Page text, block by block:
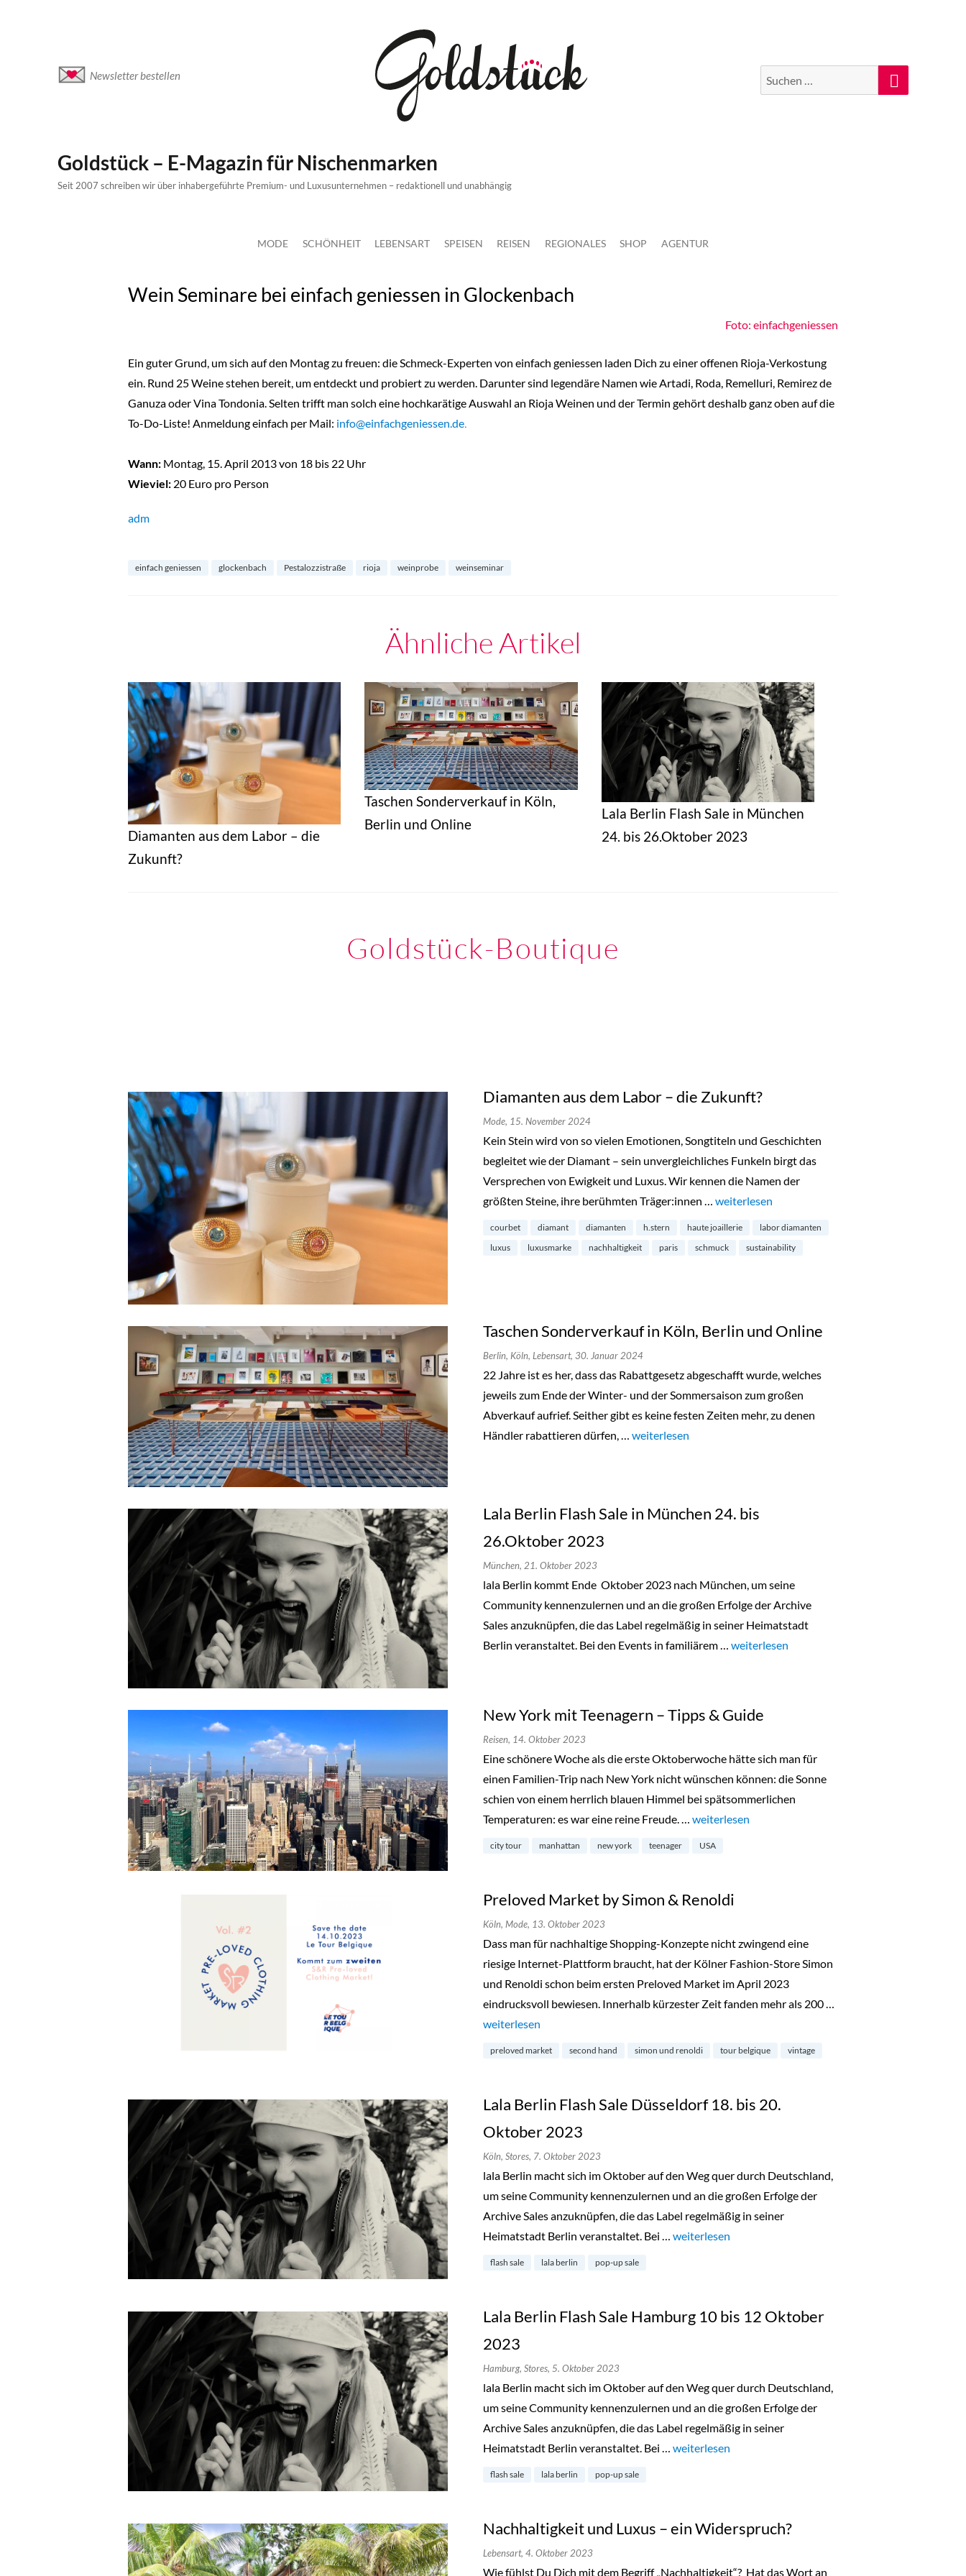
Newsletter bestellen
Suche
nach:
Suchen
Goldstück – E-Magazin für Nischenmarken
Seit 2007 schreiben wir über inhabergeführte Premium- und Luxusunternehmen – redaktionell und unabhängig
MODE SCHÖNHEIT LEBENSART SPEISEN REISEN REGIONALES SHOP AGENTUR
Wein Seminare bei einfach geniessen in Glockenbach
Foto: einfachgeniessen
Ein guter Grund, um sich auf den Montag zu freuen: die Schmeck-Experten von einfach geniessen laden Dich zu einer offenen Rioja-Verkostung
ein. Rund 25 Weine stehen bereit, um entdeckt und probiert zu werden. Darunter sind legendäre Namen wie Artadi, Roda, Remelluri, Remirez de
Ganuza oder Vina Tondonia. Selten trifft man solch eine hochkarätige Auswahl an Rioja Weinen und der Termin gehört deshalb ganz oben auf die
To-Do-Liste! Anmeldung einfach per Mail: info@einfachgeniessen.de.
Wann: Montag, 15. April 2013 von 18 bis 22 Uhr
Wieviel: 20 Euro pro Person
adm
einfach geniessen glockenbach Pestalozzistraße rioja weinprobe weinseminar
Ähnliche Artikel
Diamanten aus dem Labor – die
Zukunft?
Taschen Sonderverkauf in Köln,
Berlin und Online
Lala Berlin Flash Sale in München
24. bis 26.Oktober 2023
Goldstück-Boutique
Diamanten aus dem Labor – die Zukunft?
Mode, 15. November 2024
Kein Stein wird von so vielen Emotionen, Songtiteln und Geschichten
begleitet wie der Diamant – sein unvergleichliches Funkeln birgt das
Versprechen von Ewigkeit und Luxus. Wir kennen die Namen der
größten Steine, ihre berühmten Träger:innen … „Diamanten aus dem Labor – die Zukunft?“
weiterlesen
courbet diamant diamanten h.stern haute joaillerie
labor diamanten
luxus
luxusmarke nachhaltigkeit paris schmuck sustainability
Taschen Sonderverkauf in Köln, Berlin und Online
Berlin, Köln, Lebensart, 30. Januar 2024
22 Jahre ist es her, dass das Rabattgesetz abgeschafft wurde, welches
jeweils zum Ende der Winter- und der Sommersaison zum großen
Abverkauf aufrief. Seither gibt es keine festen Zeiten mehr, zu denen
Händler rabattieren dürfen, … „Taschen Sonderverkauf in Köln, Berlin und Online“
weiterlesen
Lala Berlin Flash Sale in München 24. bis
26.Oktober 2023
München, 21. Oktober 2023
lala Berlin kommt Ende Oktober 2023 nach München, um seine
Community kennenzulernen und an die großen Erfolge der Archive
Sales anzuknüpfen, die das Label regelmäßig in seiner Heimatstadt
Berlin veranstaltet. Bei den Events in familiärem … „Lala Berlin Flash Sale in München 24. bis
weiterlesen
New York mit Teenagern – Tipps & Guide
Reisen, 14. Oktober 2023
Eine schönere Woche als die erste Oktoberwoche hätte sich man für
einen Familien-Trip nach New York nicht wünschen können: die Sonne
schien von einem herrlich blauen Himmel bei spätsommerlichen
Temperaturen: es war eine reine Freude. … „New York mit Teenagern – Tipps & Guide“
weiterlesen
city tour manhattan new york teenager USA
Preloved Market by Simon & Renoldi
Köln, Mode, 13. Oktober 2023
Dass man für nachhaltige Shopping-Konzepte nicht zwingend eine
riesige Internet-Plattform braucht, hat der Kölner Fashion-Store Simon
und Renoldi schon beim ersten Preloved Market im April 2023
eindrucksvoll bewiesen. Innerhalb kürzester Zeit fanden mehr als 200 …
„Preloved Market by Simon & Renoldi“
weiterlesen
preloved market second hand simon und renoldi tour belgique vintage
Lala Berlin Flash Sale Düsseldorf 18. bis 20.
Oktober 2023
Köln, Stores, 7. Oktober 2023
lala Berlin macht sich im Oktober auf den Weg quer durch Deutschland,
um seine Community kennenzulernen und an die großen Erfolge der
Archive Sales anzuknüpfen, die das Label regelmäßig in seiner
Heimatstadt Berlin veranstaltet. Bei … „Lala Berlin Flash Sale Düsseldorf 18. bis 20. Oktober 2023“
weiterlesen
flash sale lala berlin pop-up sale
Lala Berlin Flash Sale Hamburg 10 bis 12 Oktober
2023
Hamburg, Stores, 5. Oktober 2023
lala Berlin macht sich im Oktober auf den Weg quer durch Deutschland,
um seine Community kennenzulernen und an die großen Erfolge der
Archive Sales anzuknüpfen, die das Label regelmäßig in seiner
Heimatstadt Berlin veranstaltet. Bei … „Lala Berlin Flash Sale Hamburg 10 bis 12 Oktober 2023“
weiterlesen
flash sale lala berlin pop-up sale
Nachhaltigkeit und Luxus – ein Widerspruch?
Lebensart, 4. Oktober 2023
Wie fühlst Du Dich mit dem Begriff „Nachhaltigkeit“? Hat das Wort an